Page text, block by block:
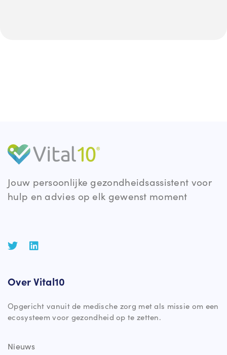
Jouw persoonlijke gezondheidsassistent voor
hulp en advies op elk gewenst moment
Over Vital10
Opgericht vanuit de medische zorg met als missie om een
ecosysteem voor gezondheid op te zetten.
Nieuws